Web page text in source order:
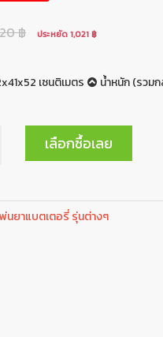
฿ ประหยัด 1,021 ฿
เซนติเมตร
น้ำหนัก (รวม
เลือกซื้อเลย
นยาแบตเตอรี่ รุ่นต่างๆ